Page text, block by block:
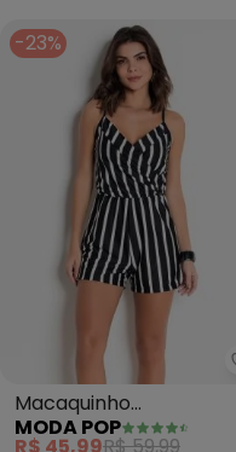
-23%
Macaquinho
Transpassado (Listrado)
MODA POP
R$ 45,99R$ 59,99